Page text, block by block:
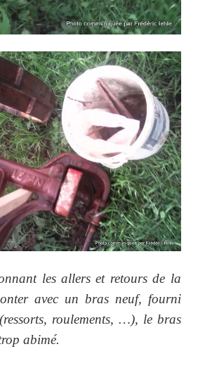
les allers et retours de la
avec un bras neuf, fourni
roulements, …), le bras
abimé.